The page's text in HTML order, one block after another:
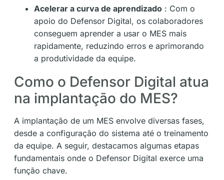
Acelerar a curva de aprendizado : Com o
apoio do Defensor Digital, os colaboradores
conseguem aprender a usar o MES mais
rapidamente, reduzindo erros e aprimorando
a produtividade da equipe.
Como o Defensor Digital atua
na implantação do MES?
A implantação de um MES envolve diversas fases,
desde a configuração do sistema até o treinamento
da equipe. A seguir, destacamos algumas etapas
fundamentais onde o Defensor Digital exerce uma
função chave.